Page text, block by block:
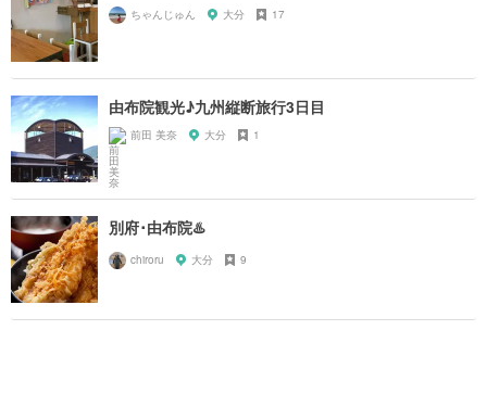
ちゃんじゅん 大分 17
由布院観光♪九州縦断旅行3日目
前田 美奈 大分 1
別府･由布院♨️
chiroru 大分 9